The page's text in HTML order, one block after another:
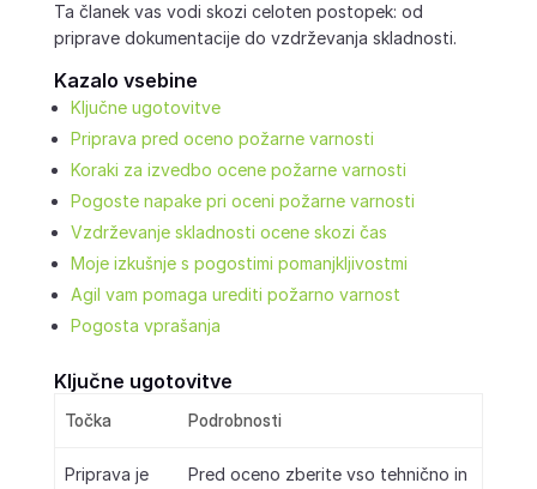
Ta članek vas vodi skozi celoten postopek: od
priprave dokumentacije do vzdrževanja skladnosti.
Kazalo vsebine
Ključne ugotovitve
Priprava pred oceno požarne varnosti
Koraki za izvedbo ocene požarne varnosti
Pogoste napake pri oceni požarne varnosti
Vzdrževanje skladnosti ocene skozi čas
Moje izkušnje s pogostimi pomanjkljivostmi
Agil vam pomaga urediti požarno varnost
Pogosta vprašanja
Ključne ugotovitve
Točka Podrobnosti
Priprava je
Pred oceno zberite vso tehnično in